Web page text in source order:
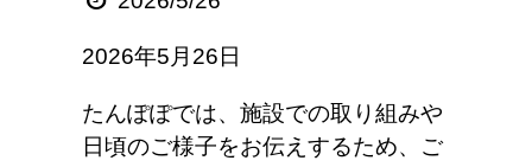
2026年5月26日
たんぽぽでは、施設での取り組みや
日頃のご様子をお伝えするため、ご